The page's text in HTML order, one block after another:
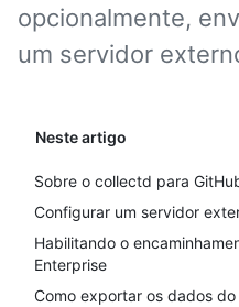
opcionalmente,
um servidor
Neste artigo
Sobre o collectd para
Configurar um servidor
Habilitando o
Enterprise
Como exportar os dados